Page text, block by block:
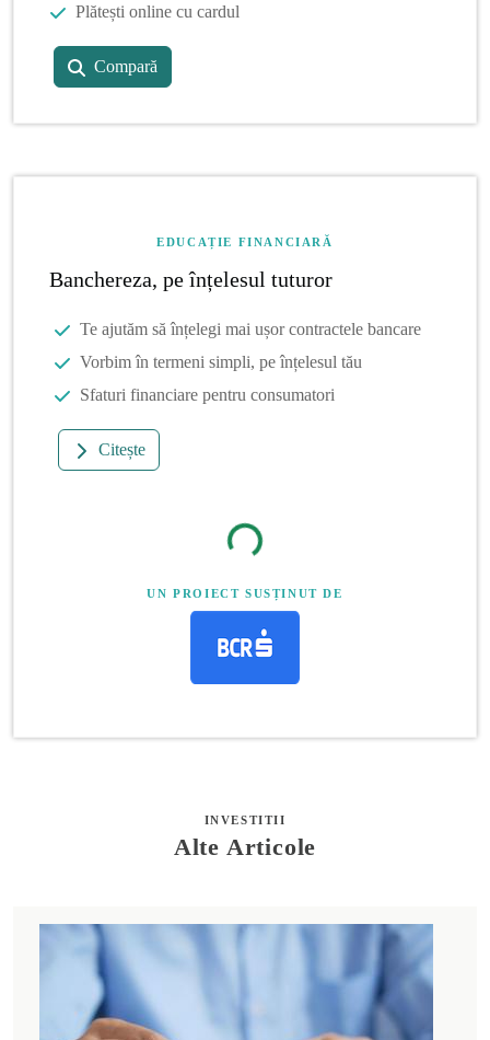
Plătești online cu cardul
Compară
EDUCAȚIE FINANCIARĂ
Banchereza, pe înțelesul tuturor
Te ajutăm să înțelegi mai ușor contractele bancare
Vorbim în termeni simpli, pe înțelesul tău
Sfaturi financiare pentru consumatori
Citește
UN PROIECT SUSȚINUT DE
INVESTITII
Alte Articole